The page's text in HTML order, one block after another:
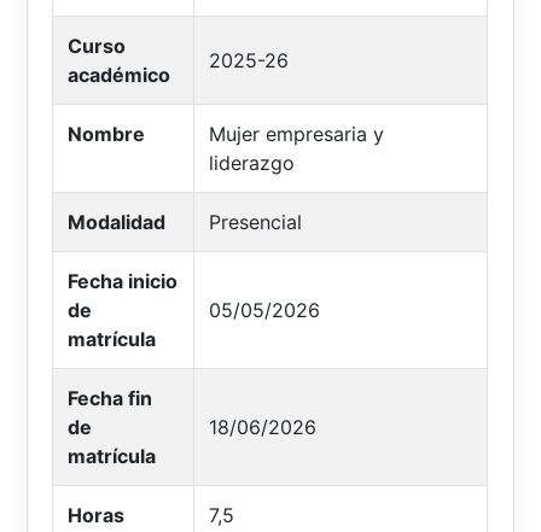
Curso
académico
2025-26
Nombre
Mujer empresaria y
liderazgo
Modalidad Presencial
Fecha inicio
de
matrícula
05/05/2026
Fecha fin
de
matrícula
18/06/2026
Horas 7,5